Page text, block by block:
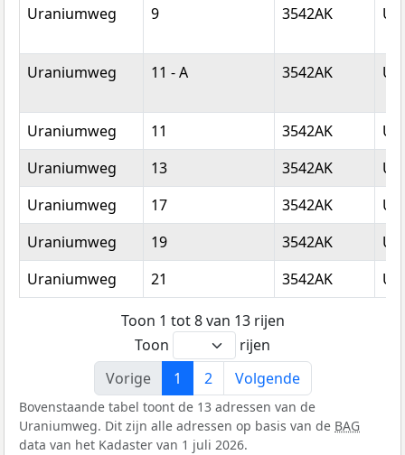
Uraniumweg
9 3542AK
Uraniumweg 11 - A 3542AK
Uraniumweg 11 3542AK
Uraniumweg
13 3542AK
Uraniumweg
17 3542AK
Uraniumweg
19 3542AK
Uraniumweg
21 3542AK
Toon 1 tot 8 van 13 rijen
Toon
rijen
Vorige
1 2 Volgende
Bovenstaande tabel toont de 13 adressen van de
Uraniumweg. Dit zijn alle adressen op basis van de BAG
data van het Kadaster van 1 juli 2026.